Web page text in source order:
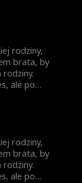
odrodziła się
swoją
rodziny,
brata, by
rodziny.
ale po
odrodziła się
swoją
rodziny,
brata, by
rodziny.
ale po